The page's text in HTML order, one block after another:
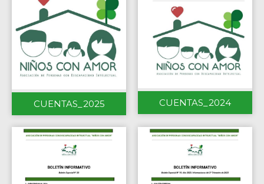
CUENTAS_2025 CUENTAS_2024